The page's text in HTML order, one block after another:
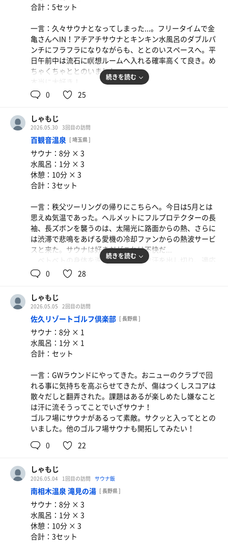
合計：5セット
一言：久々サウナとなってしまった...。フリータイムで金
亀さんへIN！アチアチサウナとキンキン水風呂のダブルパ
ンチにフラフラになりながらも、ととのいスペースへ。平
日午前中は流石に瞑想ルームへ入れる確率高くて良き。め
ちゃくちゃととのいました。
サ飯セット
全てがうまい。最高！
続きを読む
0 25
しゃもじ
2026.05.30 3回目の訪問
百観音温泉 [ 埼玉県 ]
サウナ：8分 × 3
水風呂：1分 × 3
休憩：10分 × 3
合計：3セット
一言：秩父ツーリングの帰りにこちらへ。今日は5月とは
思えぬ気温であった。ヘルメットにフルプロテクターの長
袖、長ズボンを襲うのは、太陽光に路面からの熱、さらに
は渋滞で悲鳴をあげる愛機の冷却ファンからの熱波サービ
スと来た。サウナは好きだがこれは不快だ...
ベトベトの身体を洗い流しサウナで汗を出し切り、適応
の水風呂でクールダウン。掛け流しの水風呂は気持ちがい
い。あれだけ憎んだ気温もまだ5月の夕方であれば涼しい
ものである。なんやかかんやあれど、めちゃくちゃいい休
日でした。最高！
イオンウォーター
続きを読む
0 28
しゃもじ
2026.05.05 2回目の訪問
佐久リゾートゴルフ倶楽部 [ 長野県 ]
サウナ：8分 × 1
水風呂：1分 × 1
合計：セット
一言：GWラウンドにやってきた。おニューのクラブで回
れる事に気持ちを高ぶらせてきたが、傷はつくしスコアは
散々だしと翻弄された。課題はあるが楽しめたし嫌なこと
は汗に流そうってことでいざサウナ！
ゴルフ場にサウナがあるって素敵。サクッと入ってととの
いました。他のゴルフ場サウナも開拓してみたい！
0
22
しゃもじ
2026.05.04 1回目の訪問 サウナ飯
南相木温泉 滝見の湯 [ 長野県 ]
サウナ：8分 × 3
水風呂：1分 × 3
休憩：10分 × 3
合計：3セット